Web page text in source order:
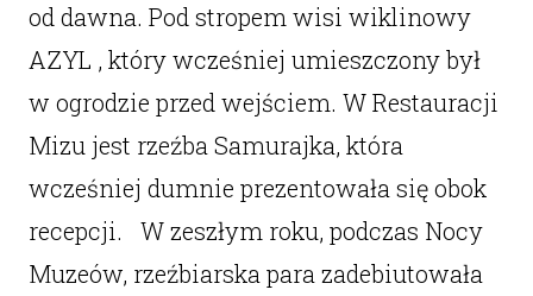
od dawna. Pod stropem wisi wiklinowy
AZYL , który wcześniej umieszczony był
w ogrodzie przed wejściem. W Restauracji
Mizu jest rzeźba Samurajka, która
wcześniej dumnie prezentowała się obok
recepcji. W zeszłym roku, podczas Nocy
Muzeów, rzeźbiarska para zadebiutowała